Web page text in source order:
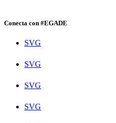
Conecta con #EGADE
SVG
SVG
SVG
SVG